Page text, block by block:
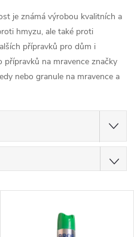
je známá výrobou kvalitních a
hmyzu, ale také proti
přípravků pro dům i
na mravence značky
nebo granule na mravence a